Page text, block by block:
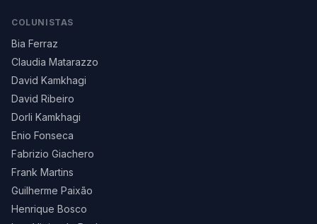
COLUNISTAS
Bia Ferraz
Claudia Matarazzo
David Kamkhagi
David Ribeiro
Dorli Kamkhagi
Enio Fonseca
Fabrizio Giachero
Frank Martins
Guilherme Paixão
Henrique Bosco